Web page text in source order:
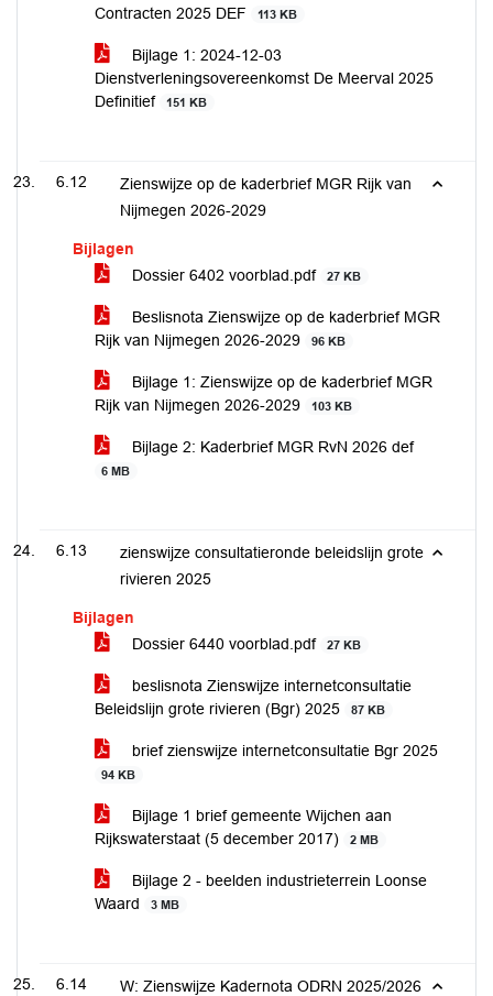
Contracten 2025 DEF
113 KB
Bijlage 1: 2024-12-03
Dienstverleningsovereenkomst De Meerval 2025
Definitief
151 KB
6.12
Zienswijze op de kaderbrief MGR Rijk van
Nijmegen 2026-2029
Bijlagen
Dossier 6402 voorblad.pdf
27 KB
Beslisnota Zienswijze op de kaderbrief MGR
Rijk van Nijmegen 2026-2029
96 KB
Bijlage 1: Zienswijze op de kaderbrief MGR
Rijk van Nijmegen 2026-2029
103 KB
Bijlage 2: Kaderbrief MGR RvN 2026 def
6 MB
6.13
zienswijze consultatieronde beleidslijn grote
rivieren 2025
Bijlagen
Dossier 6440 voorblad.pdf
27 KB
beslisnota Zienswijze internetconsultatie
Beleidslijn grote rivieren (Bgr) 2025
87 KB
brief zienswijze internetconsultatie Bgr 2025
94 KB
Bijlage 1 brief gemeente Wijchen aan
Rijkswaterstaat (5 december 2017)
2 MB
Bijlage 2 - beelden industrieterrein Loonse
Waard
3 MB
6.14 W: Zienswijze Kadernota ODRN 2025/2026